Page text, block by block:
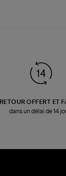
RETOUR OFFERT ET
dans un délai de 14